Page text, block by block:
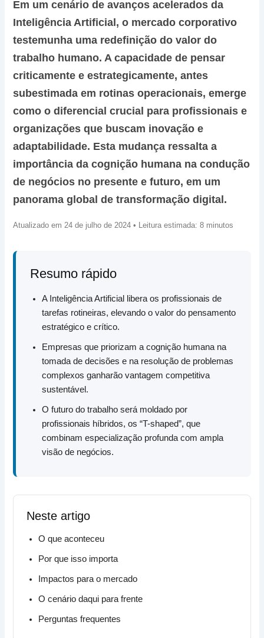
Em um cenário de avanços acelerados da
Inteligência Artificial, o mercado corporativo
testemunha uma redefinição do valor do
trabalho humano. A capacidade de pensar
criticamente e estrategicamente, antes
subestimada em rotinas operacionais, emerge
como o diferencial crucial para profissionais e
organizações que buscam inovação e
adaptabilidade. Esta mudança ressalta a
importância da cognição humana na condução
de negócios no presente e futuro, em um
panorama global de transformação digital.
Atualizado em 24 de julho de 2024 • Leitura estimada: 8 minutos
Resumo rápido
A Inteligência Artificial libera os profissionais de
tarefas rotineiras, elevando o valor do pensamento
estratégico e crítico.
Empresas que priorizam a cognição humana na
tomada de decisões e na resolução de problemas
complexos ganharão vantagem competitiva
sustentável.
O futuro do trabalho será moldado por
profissionais híbridos, os “T-shaped”, que
combinam especialização profunda com ampla
visão de negócios.
Neste artigo
O que aconteceu
Por que isso importa
Impactos para o mercado
O cenário daqui para frente
Perguntas frequentes